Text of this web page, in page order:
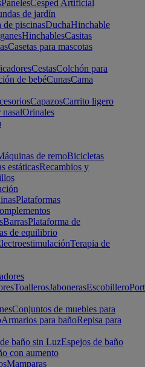
PanelesCesped Artificial
de jardín
piscinasDuchaHinchable
HinchablesCasitas
Casetas para mascotas
CestasColchón para
de bebéCunasCama
CapazosCarrito ligero
Orinales
de remoBicicletas
estáticasRecambios y
Plataformas
BarrasPlataforma de
de equilibrio
Terapia de
ToallerosJabonerasEscobillero
Conjuntos de muebles para
Armarios para bañoRepisa para
baño sin LuzEspejos de baño
con aumento
Mamparas